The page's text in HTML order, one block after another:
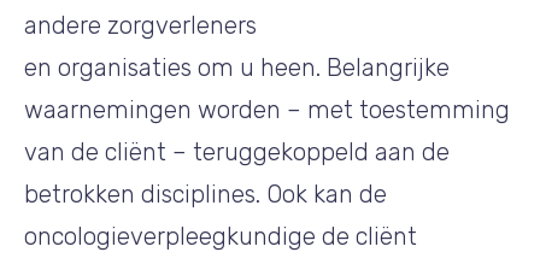
andere zorgverleners
en organisaties om u heen. Belangrijke
waarnemingen worden – met toestemming
van de cliënt – teruggekoppeld aan de
betrokken disciplines. Ook kan de
oncologieverpleegkundige de cliënt